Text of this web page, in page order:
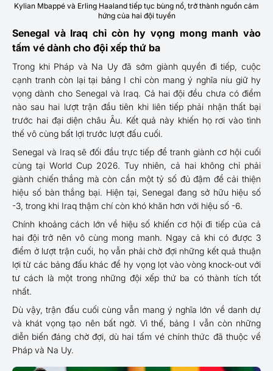
Kylian Mbappé và Erling Haaland tiếp tục bùng nổ, trở thành nguồn cảm
hứng của hai đội tuyển
Senegal và Iraq chỉ còn hy vọng mong manh vào
tấm vé dành cho đội xếp thứ ba
Trong khi Pháp và Na Uy đã sớm giành quyền đi tiếp, cuộc
cạnh tranh còn lại tại bảng I chỉ còn mang ý nghĩa níu giữ hy
vọng dành cho Senegal và Iraq. Cả hai đội đều chưa có điểm
nào sau hai lượt trận đầu tiên khi liên tiếp phải nhận thất bại
trước hai đại diện châu Âu. Kết quả này khiến họ rơi vào tình
thế vô cùng bất lợi trước lượt đấu cuối.
Senegal và Iraq sẽ đối đầu trực tiếp để tranh giành cơ hội cuối
cùng tại World Cup 2026. Tuy nhiên, cả hai không chỉ phải
giành chiến thắng mà còn cần một tỷ số đủ đậm để cải thiện
hiệu số bàn thắng bại. Hiện tại, Senegal đang sở hữu hiệu số
-3, trong khi Iraq thậm chí còn khó khăn hơn với hiệu số -6.
Chính khoảng cách lớn về hiệu số khiến cơ hội đi tiếp của cả
hai đội trở nên vô cùng mong manh. Ngay cả khi có được 3
điểm ở lượt trận cuối, họ vẫn phải chờ đợi những kết quả thuận
lợi từ các bảng đấu khác để hy vọng lọt vào vòng knock-out với
tư cách là một trong những đội xếp thứ ba có thành tích tốt
nhất.
Dù vậy, trận đấu cuối cùng vẫn mang ý nghĩa lớn về danh dự
và khát vọng tạo nên bất ngờ. Vì thế, bảng I vẫn còn những
diễn biến đáng chờ đợi, dù hai tấm vé chính thức đã thuộc về
Pháp và Na Uy.